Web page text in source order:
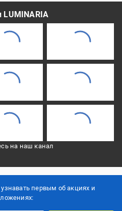
LUMINARIA
на наш канал
первым об акцияx и